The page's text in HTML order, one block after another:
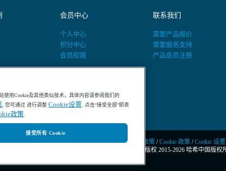
会员中心
个人中心
积分中心
会员权限
联系我们
需要产品报价
需要服务支持
产品会员注册
/ 800-840-6026
隐私政策 /Cookie 政策 /Cookie 设置
© 版权 2015-2026 哈希中国版权
使用Cookie及其他类似技术，具体内容请参阅我们的
, 您可通过 进行调整 Cookie设置. 点击“接受全部”即表
政策.
接受所有 Cookie